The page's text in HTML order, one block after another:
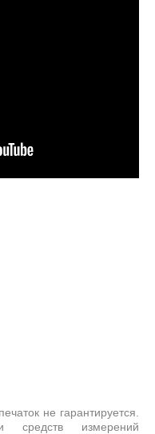
не гарантируется.
средств измерений